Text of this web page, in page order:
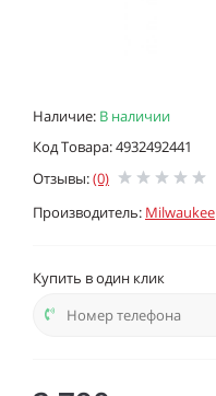
Наличие: В наличии
Код Товара: 4932492441
Отзывы:(0)
Производитель: Milwaukee
Купить в один клик